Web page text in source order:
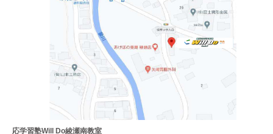
応学習塾Will Do綾瀬南教室